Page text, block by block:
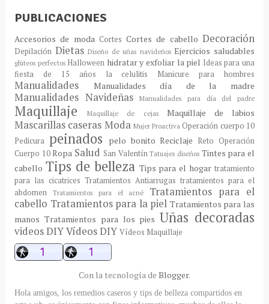
PUBLICACIONES
Accesorios de moda Cortes Cortes de cabello Decoración
Depilación Dietas Diseño de uñas navideños Ejercicios saludables
glúteos perfectos Halloween hidratar y exfoliar la piel Ideas para una
fiesta de 15 años
la celulitis Manicure para hombres
Manualidades Manualidades día de la madre
Manualidades Navideñas Manualidades para día del padre
Maquillaje Maquillaje de cejas Maquillaje de labios
Mascarillas caseras Moda Mujer Proactiva Operación cuerpo 10
Pedicura peinados pelo bonito Reciclaje Reto Operación
Cuerpo 10 Ropa Salud San Valentín Tatuajes diseños Tintes para el
cabello Tips de belleza Tips para el hogar tratamiento
para las cicatrices Tratamientos Antiarrugas tratamientos para el
abdomen
Tratamientos para el acné
Tratamientos para el
cabello Tratamientos para la piel Tratamientos para las
manos Tratamientos para los pies Uñas decoradas
videos DIYVídeos DIY Vídeos Maquillaje
Con la tecnología de Blogger.
Hola amigos, los remedios caseros y tips de belleza compartidos en